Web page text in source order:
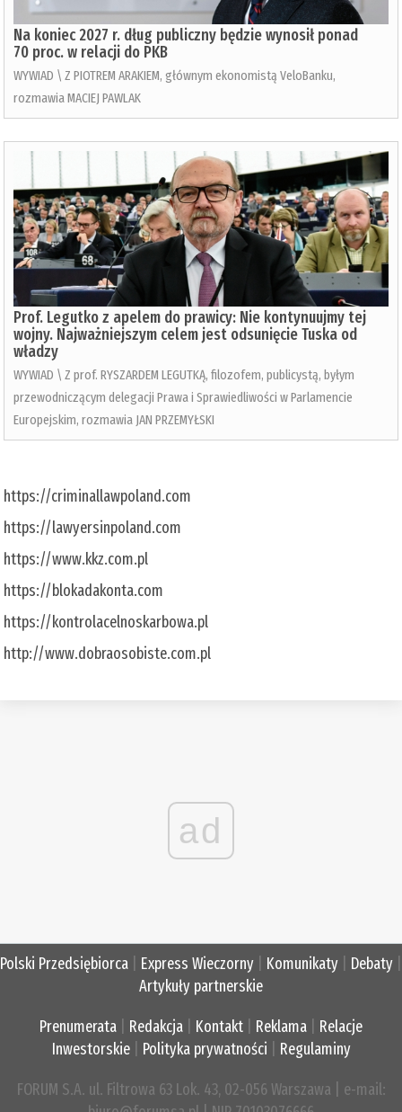
Na koniec 2027 r. dług publiczny będzie wynosił ponad
70 proc. w relacji do PKB
WYWIAD \ Z PIOTREM ARAKIEM, głównym ekonomistą VeloBanku,
rozmawia MACIEJ PAWLAK
Prof. Legutko z apelem do prawicy: Nie kontynuujmy tej
wojny. Najważniejszym celem jest odsunięcie Tuska od
władzy
WYWIAD \ Z prof. RYSZARDEM LEGUTKĄ, filozofem, publicystą, byłym
przewodniczącym delegacji Prawa i Sprawiedliwości w Parlamencie
Europejskim, rozmawia JAN PRZEMYŁSKI
https://criminallawpoland.com
https://lawyersinpoland.com
https://www.kkz.com.pl
https://blokadakonta.com
https://kontrolacelnoskarbowa.pl
http://www.dobraosobiste.com.pl
ad
Polski Przedsiębiorca Express Wieczorny Komunikaty Debaty
Artykuły partnerskie
Prenumerata Redakcja Kontakt Reklama
Relacje
Inwestorskie| Polityka prywatności Regulaminy
FORUM S.A. ul. Filtrowa 63 Lok. 43, 02-056 Warszawa | e-mail: